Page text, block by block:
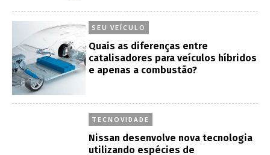
SEU VEÍCULO
Quais as diferenças entre
catalisadores para veículos híbridos
e apenas a combustão?
TECNOVIDADE
Nissan desenvolve nova tecnologia
utilizando espécies de